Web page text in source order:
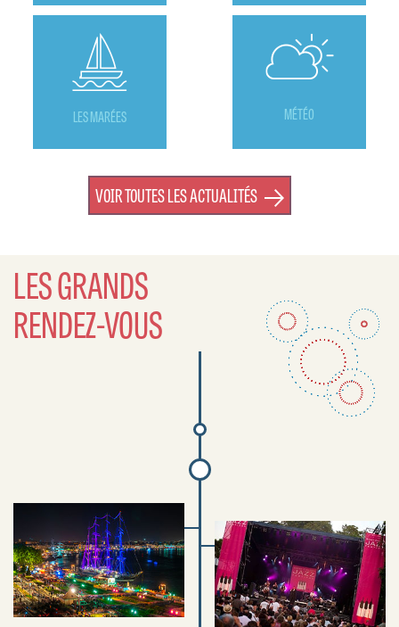
LES MARÉES MÉTÉO
VOIR TOUTES LES ACTUALITÉS
LES GRANDS
RENDEZ-VOUS